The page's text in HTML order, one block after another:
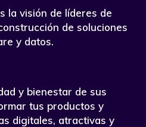
la visión de líderes de
de soluciones
y datos.
y bienestar de sus
tus productos y
digitales, atractivas y